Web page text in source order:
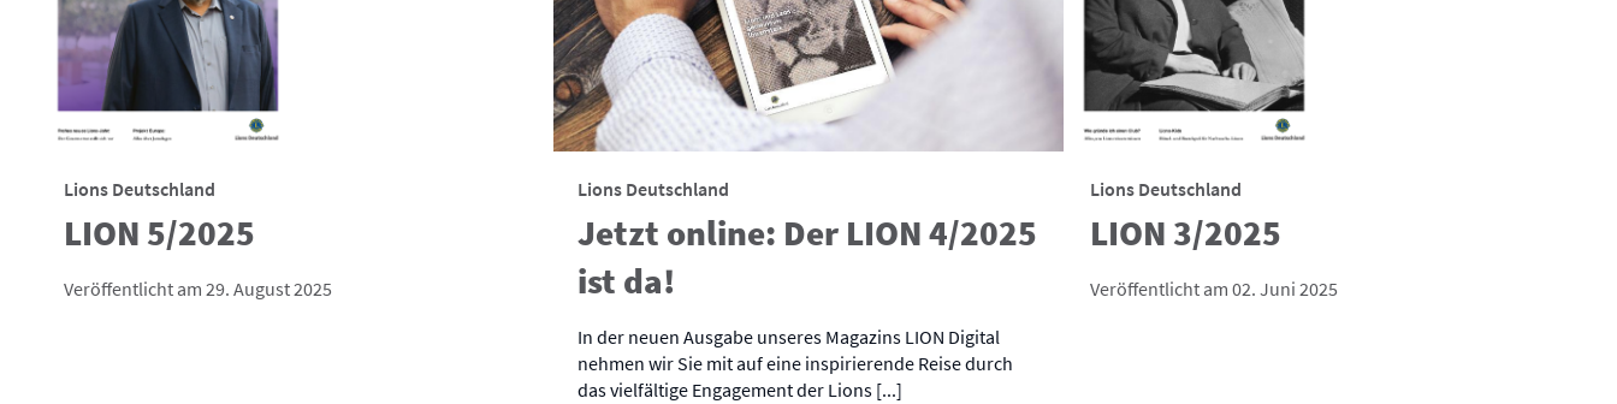
Lions Deutschland
LION 5/2025
Veröffentlicht am 29. August 2025
Lions Deutschland
Jetzt online: Der LION 4/2025
ist da!
In der neuen Ausgabe unseres Magazins LION Digital
nehmen wir Sie mit auf eine inspirierende Reise durch
das vielfältige Engagement der Lions [...]
Lions Deutschland
LION 3/2025
Veröffentlicht am 02. Juni 2025